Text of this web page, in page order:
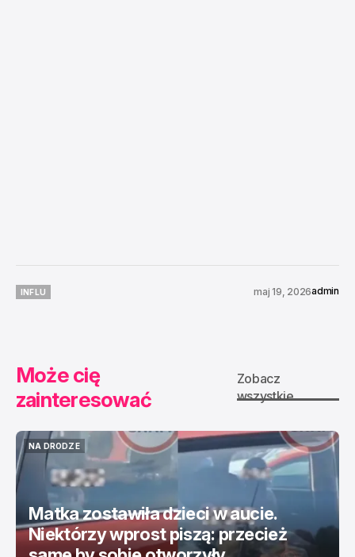
INFLU
maj 19, 2026admin
Może cię
zainteresować
Zobacz
wszystkie
NA DRODZE
NA DRODZE
Matka zostawiła dzieci w aucie.
Niektórzy wprost piszą: przecież